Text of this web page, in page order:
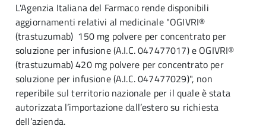
L'Agenzia Italiana del Farmaco rende disponibili
aggiornamenti relativi al medicinale "OGIVRI®
(trastuzumab) 150 mg polvere per concentrato per
soluzione per infusione (A.I.C. 047477017) e OGIVRI®
(trastuzumab) 420 mg polvere per concentrato per
soluzione per infusione (A.I.C. 047477029)", non
reperibile sul territorio nazionale per il quale è stata
autorizzata l’importazione dall’estero su richiesta
dell’azienda.